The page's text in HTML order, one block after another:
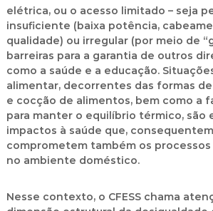
elétrica, ou o acesso limitado – seja
insuficiente (baixa potência,
qualidade) ou irregular (por meio de
barreiras para a garantia de outros
como a saúde e a educação.
alimentar, decorrentes das formas
e cocção de alimentos, bem como a
para manter o equilíbrio térmico, são
impactos à saúde que,
comprometem também os
no ambiente doméstico.
Nesse contexto, o CFESS chama